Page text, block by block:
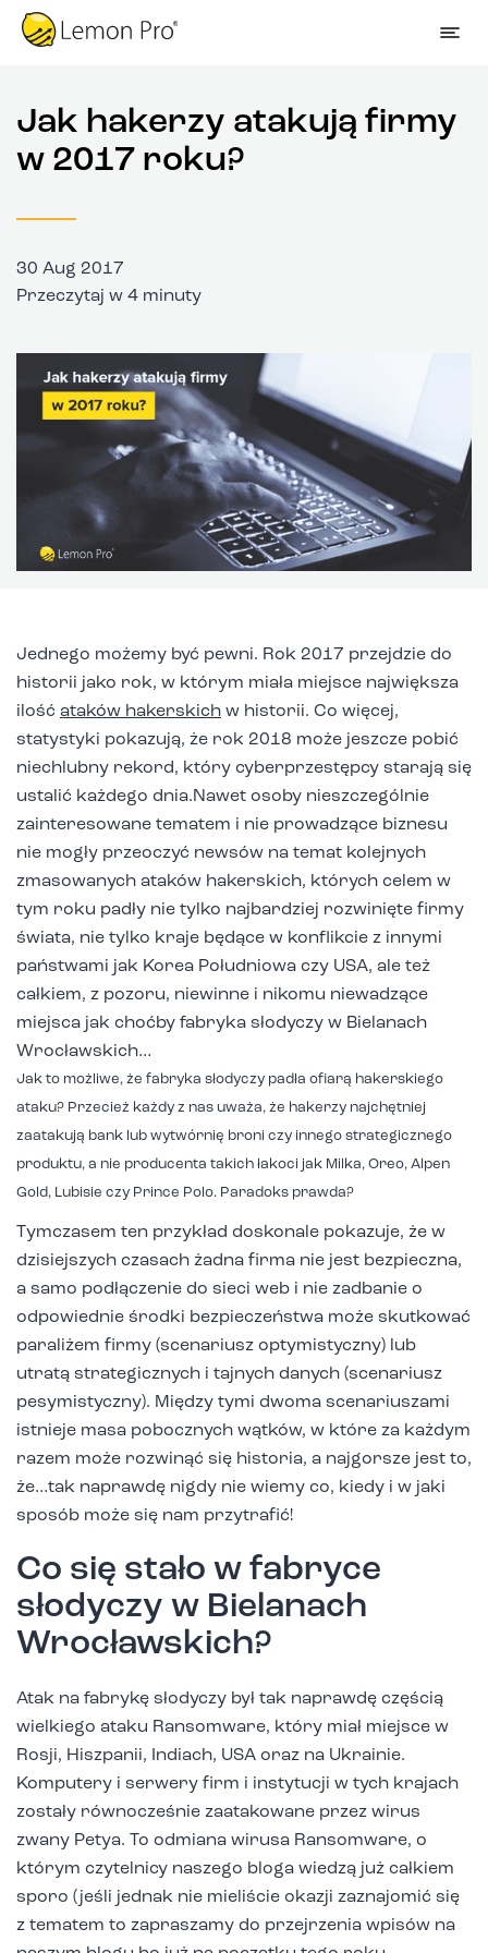
Jak hakerzy atakują firmy
w 2017 roku?
30 Aug 2017
Przeczytaj w 4 minuty
Jednego możemy być pewni. Rok 2017 przejdzie do
historii jako rok, w którym miała miejsce największa
ilość ataków hakerskich w historii. Co więcej,
statystyki pokazują, że rok 2018 może jeszcze pobić
niechlubny rekord, który cyberprzestępcy starają się
ustalić każdego dnia.Nawet osoby nieszczególnie
zainteresowane tematem i nie prowadzące biznesu
nie mogły przeoczyć newsów na temat kolejnych
zmasowanych ataków hakerskich, których celem w
tym roku padły nie tylko najbardziej rozwinięte firmy
świata, nie tylko kraje będące w konflikcie z innymi
państwami jak Korea Południowa czy USA, ale też
całkiem, z pozoru, niewinne i nikomu niewadzące
miejsca jak choćby fabryka słodyczy w Bielanach
Wrocławskich…
Jak to możliwe, że fabryka słodyczy padła ofiarą hakerskiego
ataku? Przecież każdy z nas uważa, że hakerzy najchętniej
zaatakują bank lub wytwórnię broni czy innego strategicznego
produktu, a nie producenta takich łakoci jak Milka, Oreo, Alpen
Gold, Lubisie czy Prince Polo. Paradoks prawda?
Tymczasem ten przykład doskonale pokazuje, że w
dzisiejszych czasach żadna firma nie jest bezpieczna,
a samo podłączenie do sieci web i nie zadbanie o
odpowiednie środki bezpieczeństwa może skutkować
paraliżem firmy (scenariusz optymistyczny) lub
utratą strategicznych i tajnych danych (scenariusz
pesymistyczny). Między tymi dwoma scenariuszami
istnieje masa pobocznych wątków, w które za każdym
razem może rozwinąć się historia, a najgorsze jest to,
że…tak naprawdę nigdy nie wiemy co, kiedy i w jaki
sposób może się nam przytrafić!
Co się stało w fabryce
słodyczy w Bielanach
Wrocławskich?
Atak na fabrykę słodyczy był tak naprawdę częścią
wielkiego ataku Ransomware, który miał miejsce w
Rosji, Hiszpanii, Indiach, USA oraz na Ukrainie.
Komputery i serwery firm i instytucji w tych krajach
zostały równocześnie zaatakowane przez wirus
zwany Petya. To odmiana wirusa Ransomware, o
którym czytelnicy naszego bloga wiedzą już całkiem
sporo (jeśli jednak nie mieliście okazji zaznajomić się
z tematem to zapraszamy do przejrzenia wpisów na